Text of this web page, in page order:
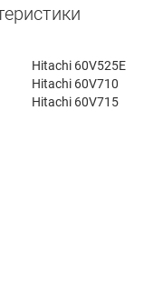
Hitachi 60V525E
Hitachi 60V710
Hitachi 60V715